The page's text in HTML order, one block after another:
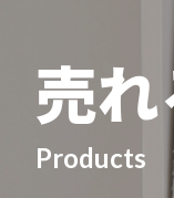
売
Products